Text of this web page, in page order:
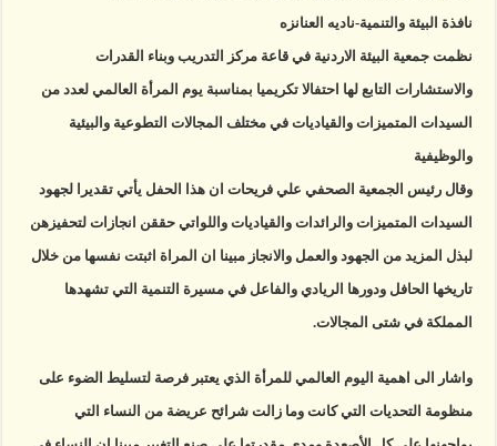
نافذة البيئة والتنمية-ناديه العنانزه
نظمت جمعية البيئة الاردنية في قاعة مركز التدريب وبناء القدرات
والاستشارات التابع لها احتفالا تكريميا بمناسبة يوم المرأة العالمي لعدد من
السيدات المتميزات والقياديات في مختلف المجالات التطوعية والبيئية
والوظيفية
وقال رئيس الجمعية الصحفي علي فريحات ان هذا الحفل يأتي تقديرا لجهود
السيدات المتميزات والرائدات والقياديات واللواتي حققن انجازات لتحفيزهن
لبذل المزيد من الجهود والعمل والانجاز مبينا ان المراة اثبتت نفسها من خلال
تاريخها الحافل ودورها الريادي والفاعل في مسيرة التنمية التي تشهدها
المملكة في شتى المجالات.
واشار الى اهمية اليوم العالمي للمرأة الذي يعتبر فرصة لتسليط الضوء على
منظومة التحديات التي كانت وما زالت شرائح عريضة من النساء التي